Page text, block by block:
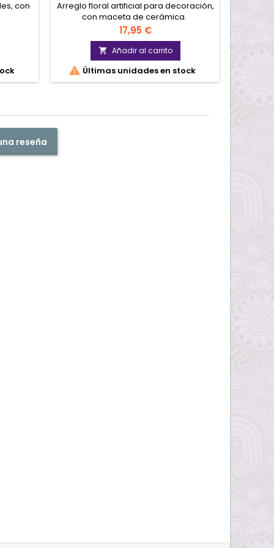
con
Arreglo floral artificial para decoración,
con maceta de cerámica.
Precio
17,95 €
 Añadir al carrito
 Últimas unidades en stock
reseña